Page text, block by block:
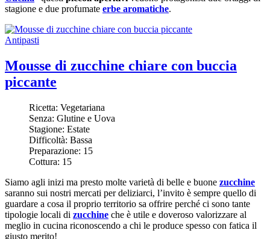
stagione e due profumate erbe aromatiche.
Antipasti
Mousse di zucchine chiare con buccia
piccante
Ricetta: Vegetariana
Senza: Glutine e Uova
Stagione: Estate
Difficoltà: Bassa
Preparazione: 15
Cottura: 15
Siamo agli inizi ma presto molte varietà di belle e buone zucchine
saranno sui nostri mercati per deliziarci, l’invito è sempre quello di
guardare a cosa il proprio territorio sa offrire perché ci sono tante
tipologie locali di zucchine che è utile e doveroso valorizzare al
meglio in cucina riconoscendo a chi le produce spesso con fatica il
giusto merito!